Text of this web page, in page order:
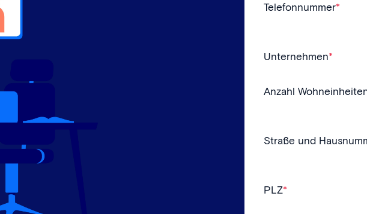
Telefonnummer*
Unternehmen*
Anzahl
Straße und
PLZ*